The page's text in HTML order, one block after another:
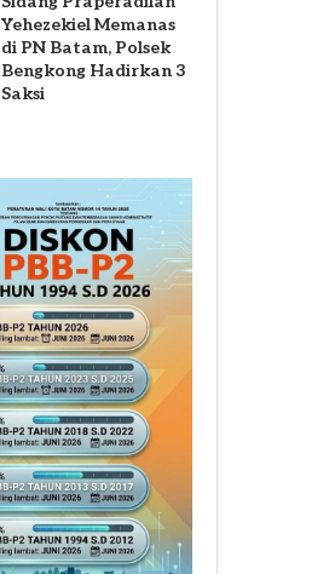
Yehezekiel Memanas
di PN Batam, Polsek
Bengkong Hadirkan 3
Saksi